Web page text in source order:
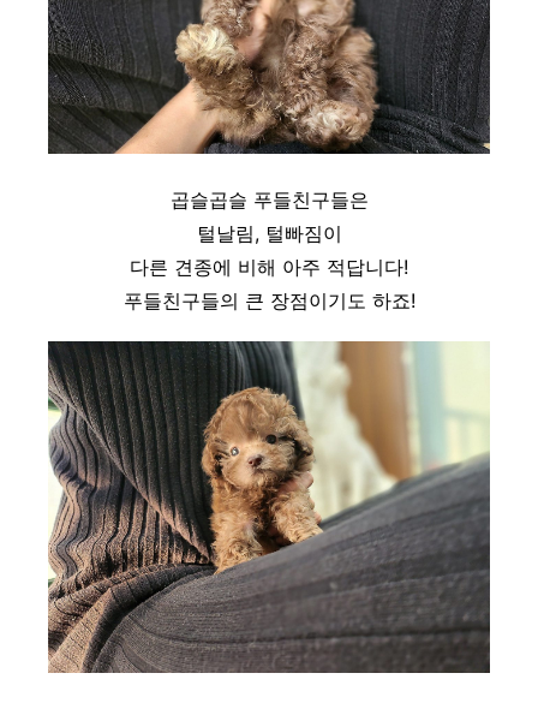
곱슬곱슬 푸들친구들은
털날림, 털빠짐이
다른 견종에 비해 아주 적답니다!
푸들친구들의 큰 장점이기도 하죠!